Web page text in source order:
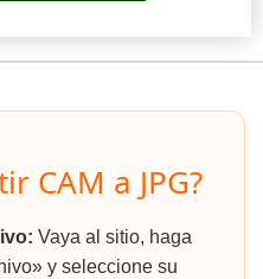
CAM a JPG?
Vaya al sitio, haga
y seleccione su